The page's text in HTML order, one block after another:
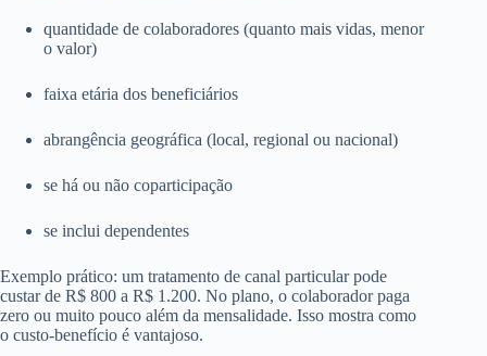
quantidade de colaboradores (quanto mais vidas, menor
o valor)
faixa etária dos beneficiários
abrangência geográfica (local, regional ou nacional)
se há ou não coparticipação
se inclui dependentes
Exemplo prático: um tratamento de canal particular pode
custar de R$ 800 a R$ 1.200. No plano, o colaborador paga
zero ou muito pouco além da mensalidade. Isso mostra como
o custo-benefício é vantajoso.